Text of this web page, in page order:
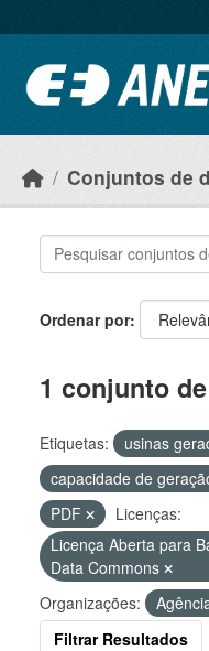
Conjuntos de
Ordenar por
1 conjunto
Etiquetas: usinas
capacidade de
PDF
Licenças:
Licença Aberta para
Data Commons
Organizações:
Filtrar Resultados